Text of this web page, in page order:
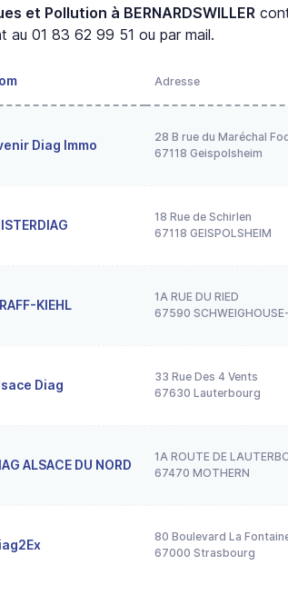
et Pollution à BERNARDSWILLER
au 01 83 62 99 51 ou par mail.
Adresse
Diag Immo
28 B rue du Maréchal
67118 Geispolsheim
18 Rue de Schirlen
67118 GEISPOLSHEIM
KIEHL
1A RUE DU RIED
67590
Diag
33 Rue Des 4 Vents
67630 Lauterbourg
ALSACE DU NORD
1A ROUTE DE
67470 MOTHERN
80 Boulevard La
67000 Strasbourg